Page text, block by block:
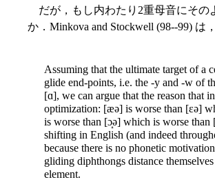
だが，もし内わたり2重母音にその
か．Minkova and Stockwell (98--99) は
Assuming that the ultimate target of a
glide end-points, i.e. the -y and -w of
[ɑ], we can argue that the reason that
optimization: [æə] is worse than [ɛə]
is worse than [ɔ̝ə] which is worse
shifting in English (and indeed
because there is no phonetic
gliding diphthongs distance
element.